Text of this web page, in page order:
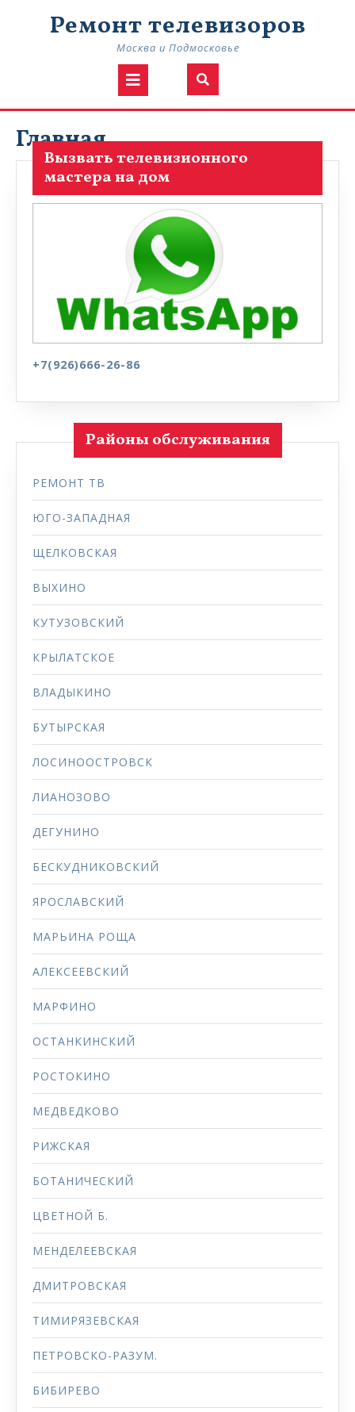
Ремонт телевизоров
Москва и Подмосковье
Главная
Вызвать телевизионного
мастера на дом
+7(926)666-26-86
Районы обслуживания
РЕМОНТ ТВ
ЮГО-ЗАПАДНАЯ
ЩЕЛКОВСКАЯ
ВЫХИНО
КУТУЗОВСКИЙ
КРЫЛАТСКОЕ
ВЛАДЫКИНО
БУТЫРСКАЯ
ЛОСИНООСТРОВСК
ЛИАНОЗОВО
ДЕГУНИНО
БЕСКУДНИКОВСКИЙ
ЯРОСЛАВСКИЙ
МАРЬИНА РОЩА
АЛЕКСЕЕВСКИЙ
МАРФИНО
ОСТАНКИНСКИЙ
РОСТОКИНО
МЕДВЕДКОВО
РИЖСКАЯ
БОТАНИЧЕСКИЙ
ЦВЕТНОЙ Б.
МЕНДЕЛЕЕВСКАЯ
ДМИТРОВСКАЯ
ТИМИРЯЗЕВСКАЯ
ПЕТРОВСКО-РАЗУМ.
БИБИРЕВО